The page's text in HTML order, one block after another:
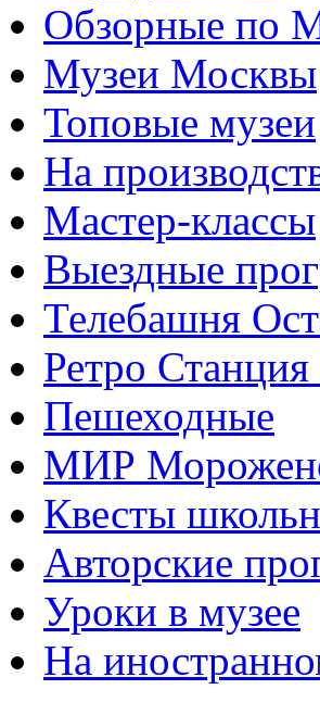
Обзорные по
Музеи Москвы
Топовые музеи
На
Мастер-классы
Выездные
Телебашня
Ретро
Пешеходные
МИР
Квесты
Авторские
Уроки в музее
На